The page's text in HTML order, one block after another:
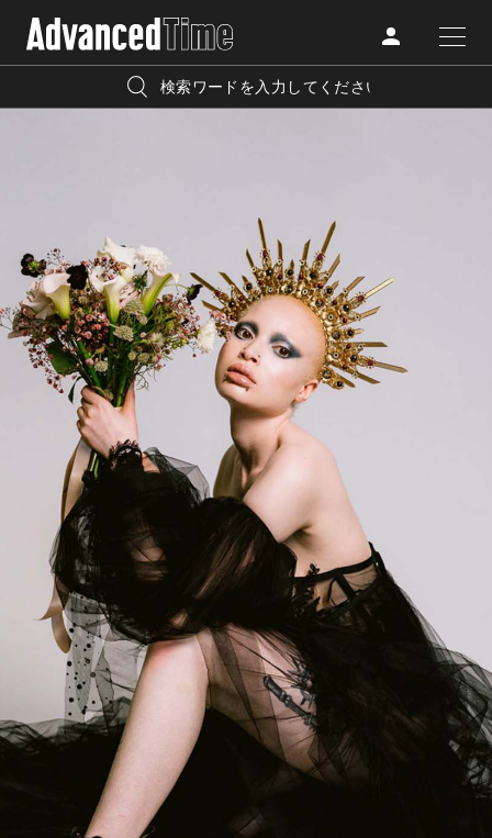
BEAUTY
TRAVEL
LIFESTYLE
FOLLOW US
『AdvancedTime』は、自由でしなやかに生きるハイエンド
な大人達におくる、スペシャルイシュー満載のメディア。
高感度なファッション、カルチャーに溺愛、未知の幅広い
教養を求め、今までの人生で積んだ経験、知見を余裕をも
って楽しみながら、進化するソーシャルに寄り添いたい。
何かに縛られていた時間から解き放たれつつある世代の
ライフスタイルを豊かに彩る『AdvancedTime』が発信する
情報をさらに充実し、より速やかに、活用できる
「AdvancedClub」会員組織を設けました。
「AdvancedClub」会員に登録すると、プレゼント応募情報
の一覧、プレミアムな会員限定イベント、ブランドのエクス
クルーシブアイテムの紹介など、特別なコンテンツ情報を
メールマガジンでお届け致します。更に『AdvancedTime』
のタブロイドマガジンのご案内もあり、送付手数料のみを
ご負担いただくことでお手元で『AdvancedTime』をお楽し
みいただけます。
登録は無料です。
リゾート インテリア
美白 アイメイク